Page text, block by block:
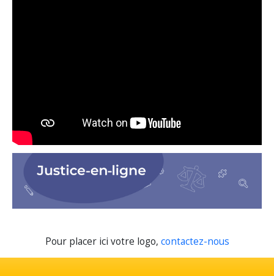
Pour placer ici votre logo, contactez-nous